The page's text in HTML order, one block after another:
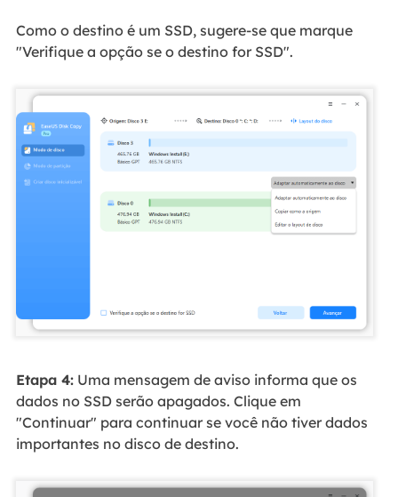
Como o destino é um SSD, sugere-se que marque
"Verifique a opção se o destino for SSD".
Etapa 4:Uma mensagem de aviso informa que os
dados no SSD serão apagados. Clique em
"Continuar" para continuar se você não tiver dados
importantes no disco de destino.